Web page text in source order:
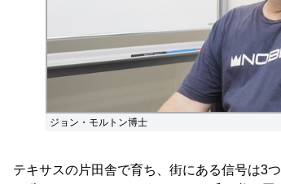
ジョン・モルトン博士
テキサスの片田舎で育ち、街にある信号は3